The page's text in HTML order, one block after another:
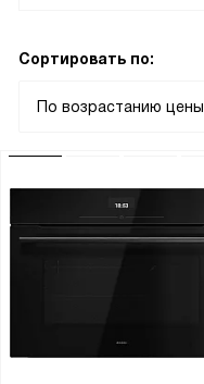
Сортировать по:
По возрастанию цены